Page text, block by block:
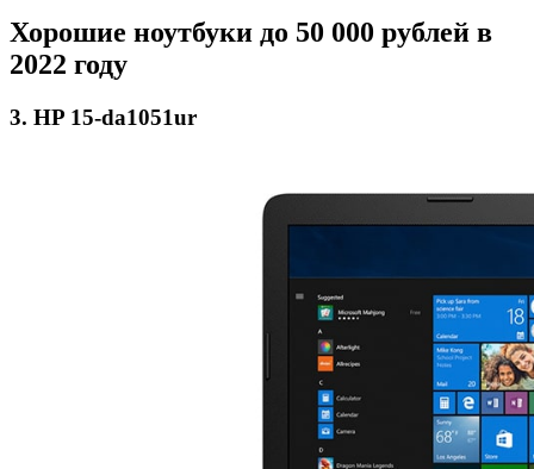
Хорошие ноутбуки до 50 000 рублей в
2022 году
3. HP 15-da1051ur